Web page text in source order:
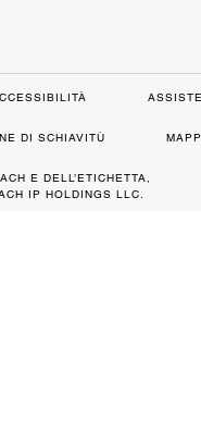
DI SCHIAVITÙ
E DELL’ETICHETTA,
IP HOLDINGS LLC.